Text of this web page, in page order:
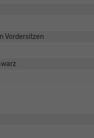
Vordersitzen